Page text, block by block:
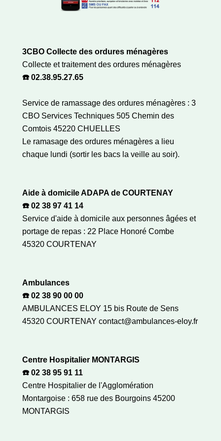
3CBO Collecte des ordures ménagères
Collecte et traitement des ordures ménagères
☎️ 02.38.95.27.65
Service de ramassage des ordures ménagères : 3
CBO Services Techniques 505 Chemin des
Comtois 45220 CHUELLES
Le ramasage des ordures ménagères a lieu
chaque lundi (sortir les bacs la veille au soir).
Aide à domicile ADAPA de COURTENAY
☎️ 02 38 97 41 14
Service d'aide à domicile aux personnes âgées et
portage de repas : 22 Place Honoré Combe
45320 COURTENAY
Ambulances
☎️ 02 38 90 00 00
AMBULANCES ELOY 15 bis Route de Sens
45320 COURTENAY contact@ambulances-eloy.fr
Centre Hospitalier MONTARGIS
☎️ 02 38 95 91 11
Centre Hospitalier de l'Agglomération
Montargoise : 658 rue des Bourgoins 45200
MONTARGIS